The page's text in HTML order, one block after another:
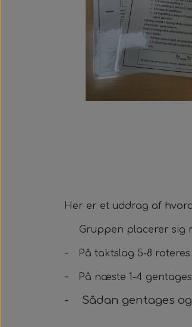
Her er et uddrag af
Gruppen placerer sig
- På taktslag 5-8
- På næste 1-4
- Sådan gentages